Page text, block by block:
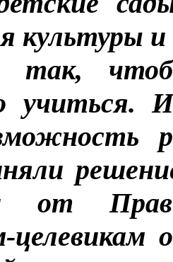
культуры
так,
учиться.
от
целевикам